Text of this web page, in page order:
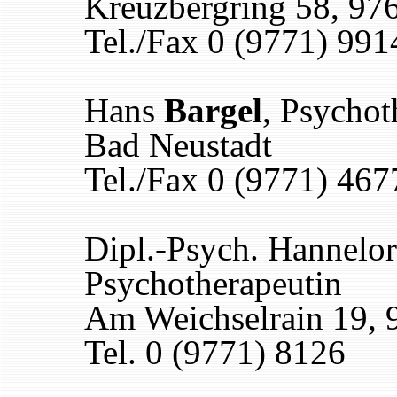
Tel./Fax 0 (9771)
Hans Bargel,
Bad Neustadt
Tel./Fax 0 (9771)
Dipl.-Psych.
Psychotherapeutin
Am Weichselrain 19,
Tel. 0 (9771) 8126